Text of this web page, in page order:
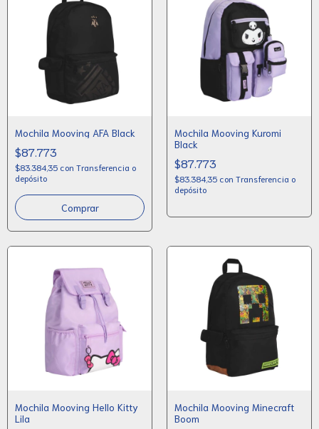
Mochila Mooving AFA Black
$87.773
$83.384,35 con Transferencia o
depósito
Mochila Mooving Kuromi
Black
$87.773
$83.384,35 con Transferencia o
depósito
Mochila Mooving Hello Kitty
Lila
Mochila Mooving Minecraft
Boom